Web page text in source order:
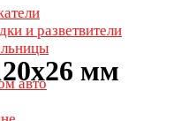
и разветвители
авто
мм